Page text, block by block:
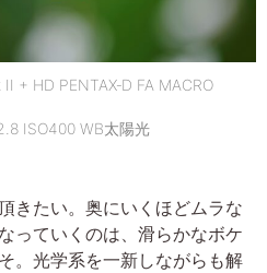
+ HD PENTAX‐D FA MACRO
ISO400 WB太陽光
きたい。奥にいくほどムラな
っていくのは、滑らかなボケ
。光学系を一新しながらも解